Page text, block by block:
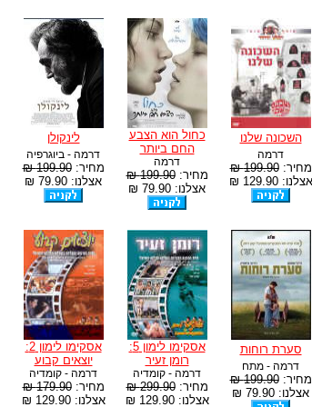
השכונה שלנו
דרמה
מחיר:199.90 ₪
אצלנו: 129.90 ₪
כחול הוא הצבע
החם ביותר
דרמה
מחיר:199.90 ₪
אצלנו: 79.90 ₪
לינקולן
דרמה - ביוגרפיה
מחיר:199.90 ₪
אצלנו: 79.90 ₪
סערת רוחות
דרמה - מתח
מחיר:199.90 ₪
אצלנו: 79.90 ₪
אסקימו לימון 5:
רומן זעיר
דרמה - קומדיה
מחיר:299.90 ₪
אצלנו: 129.90 ₪
אסקימו לימון 2:
יוצאים קבוע
דרמה - קומדיה
מחיר:179.90 ₪
אצלנו: 129.90 ₪